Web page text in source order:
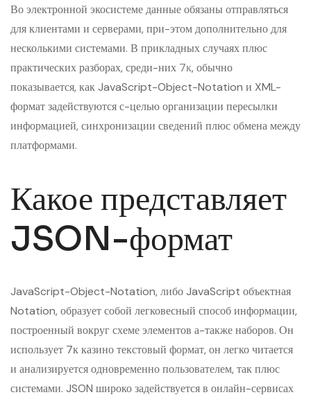
Во электронной экосистеме данные обязаны отправляться
для клиентами и серверами, при-этом дополнительно для
несколькими системами. В прикладных случаях плюс
практических разборах, среди-них 7к, обычно
показывается, как JavaScript-Object-Notation и XML-
формат задействуются с-целью организации пересылки
информацией, синхронизации сведений плюс обмена между
платформами.
Какое представляет
JSON-формат
JavaScript-Object-Notation, либо JavaScript объектная
Notation, образует собой легковесный способ информации,
построенный вокруг схеме элементов а-также наборов. Он
использует 7к казино текстовый формат, он легко читается
и анализируется одновременно пользователем, так плюс
системами. JSON широко задействуется в онлайн-сервисах